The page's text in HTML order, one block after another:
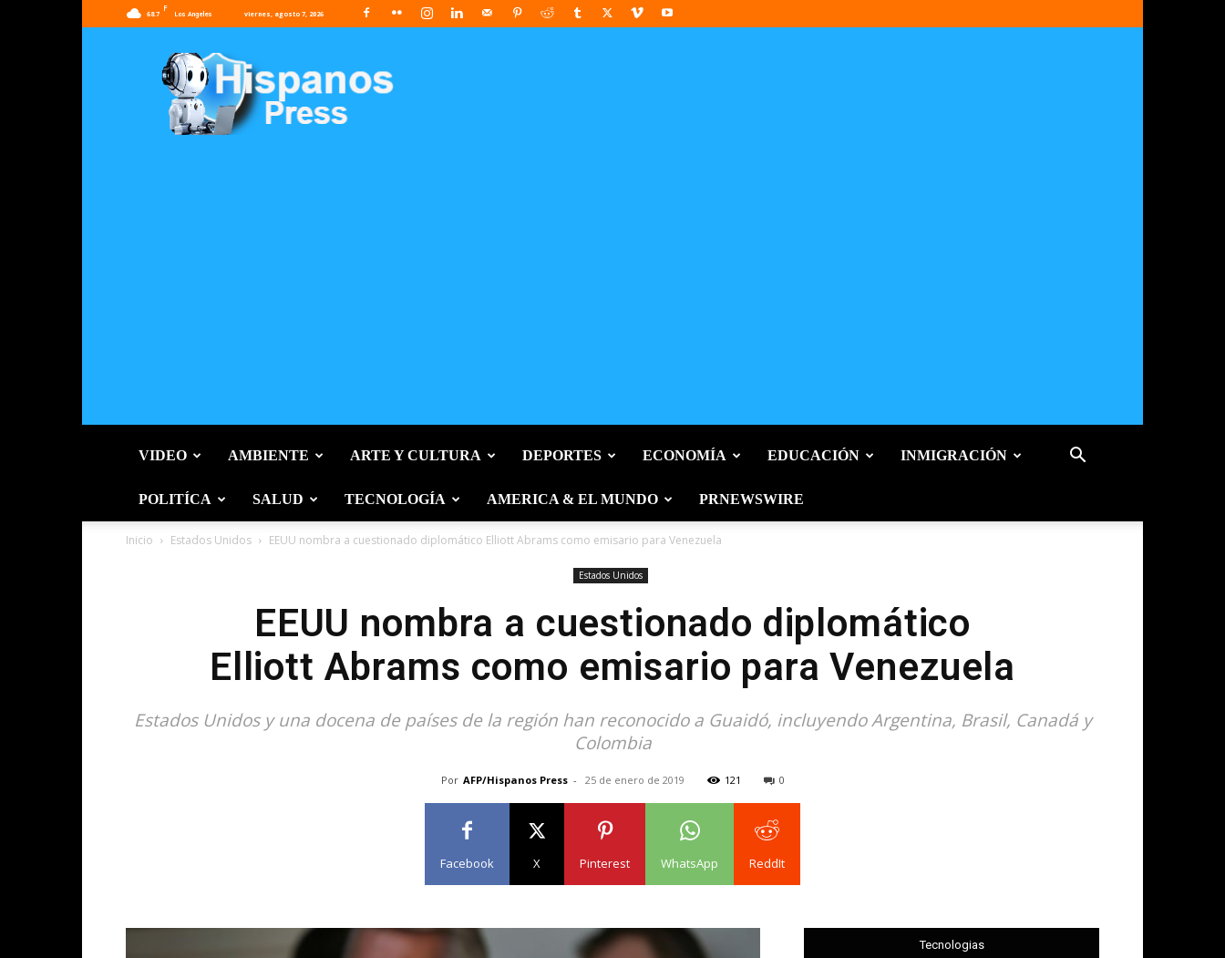
68.7
F
Los Angeles viernes, agosto 7, 2026
Press
VIDEO AMBIENTE ARTE Y CULTURA DEPORTES ECONOMÍA EDUCACIÓN INMIGRACIÓN
POLITÍCA SALUD TECNOLOGÍA AMERICA & EL MUNDO PRNEWSWIRE
Inicio Estados Unidos EEUU nombra a cuestionado diplomático Elliott Abrams como emisario para Venezuela
Estados Unidos
EEUU nombra a cuestionado diplomático
Elliott Abrams como emisario para Venezuela
Estados Unidos y una docena de países de la región han reconocido a Guaidó, incluyendo Argentina, Brasil, Canadá y
Colombia
Por AFP/Hispanos Press - 25 de enero de 2019 121 0
Facebook X Pinterest WhatsApp ReddIt
Tecnologias